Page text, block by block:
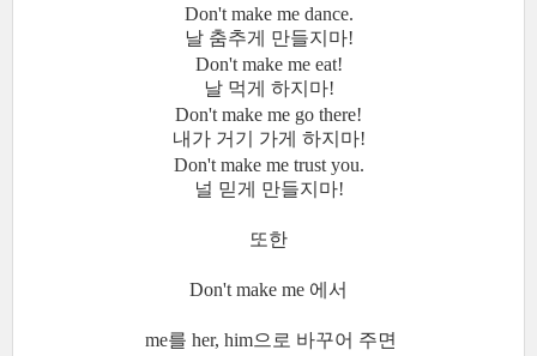
Don't make me dance.
날 춤추게 만들지마!
Don't make me eat!
날 먹게 하지마!
Don't make me go there!
내가 거기 가게 하지마!
Don't make me trust you.
널 믿게 만들지마!
또한
Don't make me 에서
me를 her, him으로 바꾸어 주면